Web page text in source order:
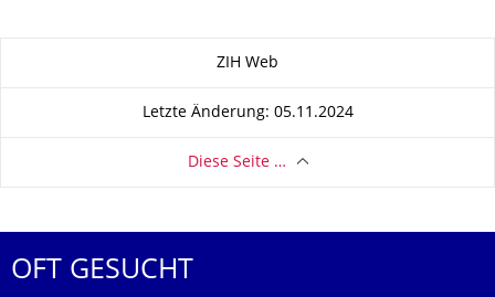
ZIH Web
Letzte Änderung: 05.11.2024
Diese Seite …
OFT GESUCHT